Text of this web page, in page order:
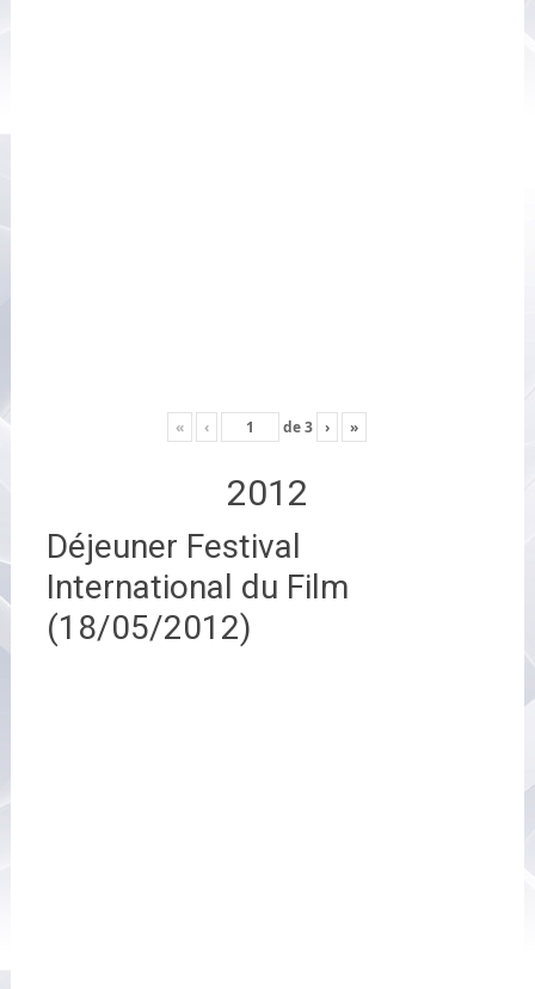
« ‹ de3 › »
2012
Déjeuner Festival
International du Film
(18/05/2012)